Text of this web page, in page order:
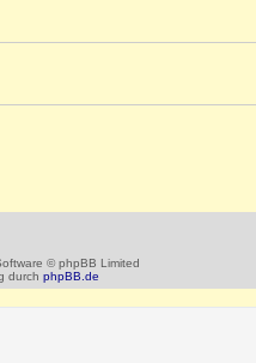
© phpBB Limited
durch phpBB.de